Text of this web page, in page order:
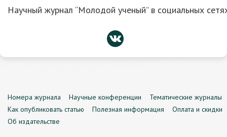
Научный журнал “Молодой ученый” в социальных
Номера журнала Научные конференции
Тематические журналы
Как опубликовать статью
Полезная информация
Оплата и скидки
Об издательстве